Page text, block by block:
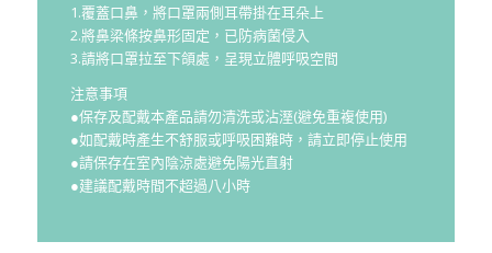
1.覆蓋口鼻，將口罩兩側耳帶掛在耳朵上
2.將鼻梁條按鼻形固定，已防病菌侵入
3.請將口罩拉至下頜處，呈現立體呼吸空間
注意事項
●保存及配戴本產品請勿清洗或沾溼(避免重複使用)
●如配戴時產生不舒服或呼吸困難時，請立即停止使用
●請保存在室內陰涼處避免陽光直射
●建議配戴時間不超過八小時